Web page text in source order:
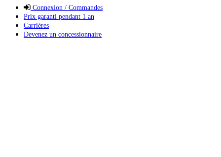
Connexion / Commandes
Prix garanti pendant 1 an
Carrières
Devenez un concessionnaire